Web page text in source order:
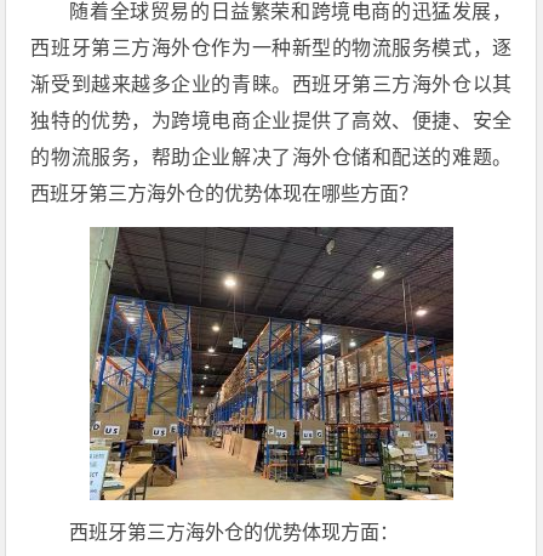
随着全球贸易的日益繁荣和跨境电商的迅猛发展，
西班牙第三方海外仓作为一种新型的物流服务模式，逐
渐受到越来越多企业的青睐。西班牙第三方海外仓以其
独特的优势，为跨境电商企业提供了高效、便捷、安全
的物流服务，帮助企业解决了海外仓储和配送的难题。
西班牙第三方海外仓的优势体现在哪些方面？
西班牙第三方海外仓的优势体现方面：